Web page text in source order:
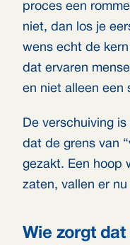
proces een
niet, dan los je
wens echt de
dat ervaren
en niet alleen een
De verschuiving
dat de grens van
gezakt. Een hoop
zaten, vallen er
Wie zorgt dat